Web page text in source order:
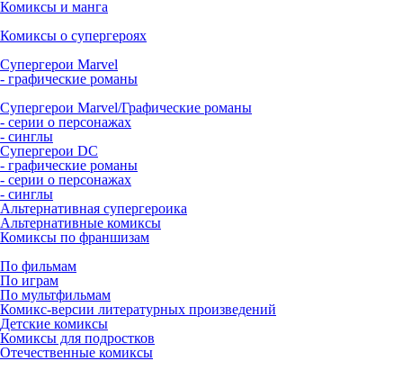
Комиксы и манга
Комиксы о супергероях
Супергерои Marvel
- графические романы
Супергерои Marvel/Графические романы
- серии о персонажах
- синглы
Супергерои DC
- графические романы
- серии о персонажах
- синглы
Альтернативная супергероика
Альтернативные комиксы
Комиксы по франшизам
По фильмам
По играм
По мультфильмам
Комикс-версии литературных произведений
Детские комиксы
Комиксы для подростков
Отечественные комиксы